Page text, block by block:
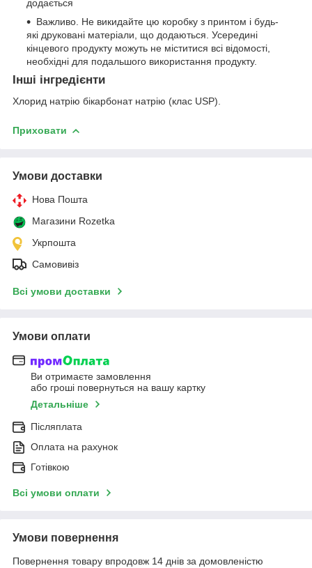
додається
Важливо. Не викидайте цю коробку з принтом і будь-
які друковані матеріали, що додаються. Усередині
кінцевого продукту можуть не міститися всі відомості,
необхідні для подальшого використання продукту.
Інші інгредієнти
Хлорид натрію бікарбонат натрію (клас USP).
Приховати
Умови доставки
Нова Пошта
Магазини Rozetka
Укрпошта
Самовивіз
Всі умови доставки
Умови оплати
Ви отримаєте замовлення
або гроші повернуться на вашу картку
Детальніше
Післяплата
Оплата на рахунок
Готівкою
Всі умови оплати
Умови повернення
Повернення товару впродовж 14 днів за домовленістю